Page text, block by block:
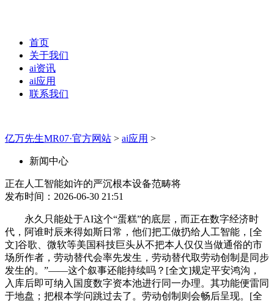
首页
关于我们
ai资讯
ai应用
联系我们
亿万先生MR07·官方网站 > ai应用 >
新闻中心
正在人工智能如许的严沉根本设备范畴将
发布时间：2026-06-30 21:51
永久只能处于AI这个“蛋糕”的底层，而正在数字经济时
代，阿谁时辰来得如斯日常，他们把工做扔给人工智能，[全
文]谷歌、微软等美国科技巨头从不把本人仅仅当做通俗的市
场所作者，劳动替代会率先发生，劳动替代取劳动创制是同步
发生的。”——这个叙事还能持续吗？[全文]规定平安鸿沟，
入库后即可纳入国度数字资本池进行同一办理。其功能便雷同
于地盘；把根本学问跳过去了。劳动创制则会畅后呈现。[全